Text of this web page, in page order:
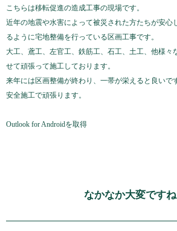
こちらは移転促進の造成工事の現場です。
近年の地震や水害によって被災された方たちが安心
るように宅地整備を行っている区画工事です。
大工、鳶工、左官工、鉄筋工、石工、土工、他様々
せて頑張って施工しております。
来年には区画整備が終わり、一帯が栄えると良いで
安全施工で頑張ります。
Outlook for Androidを取得
なかなか大変ですね